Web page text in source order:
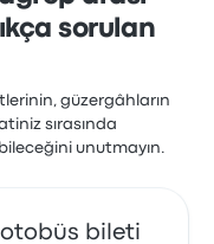
sorulan
güzergâhların
sırasında
unutmayın.
bileti